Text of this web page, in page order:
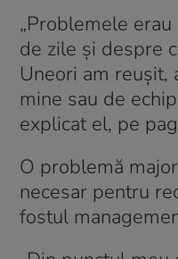
„Problemele
de zile și despre
Uneori am
mine sau de
explicat el, pe
O problemă
necesar pentru
fostul